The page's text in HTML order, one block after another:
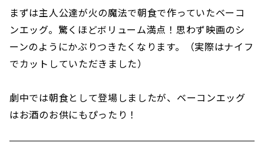
まずは主人公達が火の魔法で朝食で作っていたベーコ
ンエッグ。驚くほどボリューム満点！思わず映画のシ
ーンのようにかぶりつきたくなります。（実際はナイフ
でカットしていただきました）
劇中では朝食として登場しましたが、ベーコンエッグ
はお酒のお供にもぴったり！